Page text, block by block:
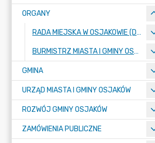
ORGANY
RADA MIEJSKA W OSJAKOWIE (DO 31.12.2023 R. RADA GMINY OSJAKÓW)
BURMISTRZ MIASTA I GMINY OSJAKÓW
GMINA
URZĄD MIASTA I GMINY OSJAKÓW
ROZWÓJ GMINY OSJAKÓW
ZAMÓWIENIA PUBLICZNE